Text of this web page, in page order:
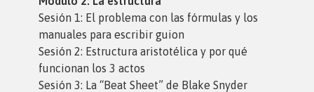
Sesión 1: El problema con las fórmulas y los
manuales para escribir guion
Sesión 2: Estructura aristotélica y por qué
funcionan los 3 actos
Sesión 3: La “Beat Sheet” de Blake Snyder